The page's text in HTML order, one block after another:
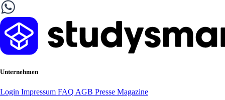
Unternehmen
Login Impressum FAQ AGB Presse Magazine